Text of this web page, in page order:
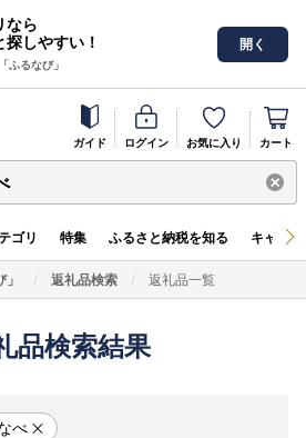
なら
しやすい！
ふるなび」
開く
ガイド ログイン お気に入り カート
ゴリ 特集 ふるさと納税を知る キャン
返礼品検索 返礼品一覧
品検索結果
べ